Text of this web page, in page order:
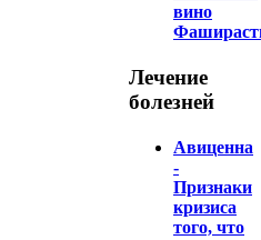
вино
Лечение
болезней
Авиценна
-
Признаки
кризиса
того, что